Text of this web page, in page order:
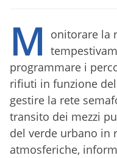
M
onitorare la
programmare i
rifiuti in funzione
gestire la rete
transito dei mezzi
del verde urbano in
atmosferiche,